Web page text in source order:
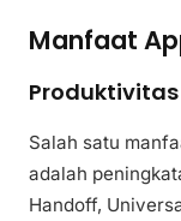
Manfaat
Salah satu
adalah
Handoff,